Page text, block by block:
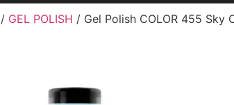
/ GEL POLISH / Gel Polish COLOR 455 Sky